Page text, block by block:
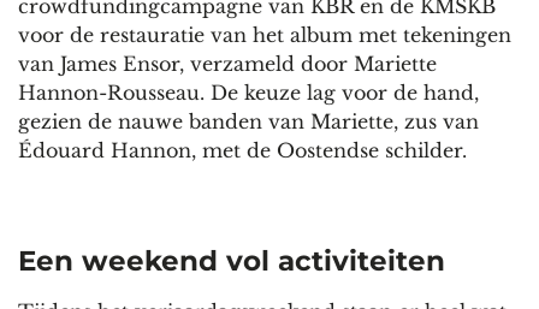
crowdfundingcampagne van KBR en de KMSKB
voor de restauratie van het album met tekeningen
van James Ensor, verzameld door Mariette
Hannon-Rousseau. De keuze lag voor de hand,
gezien de nauwe banden van Mariette, zus van
Édouard Hannon, met de Oostendse schilder.
Een weekend vol activiteiten